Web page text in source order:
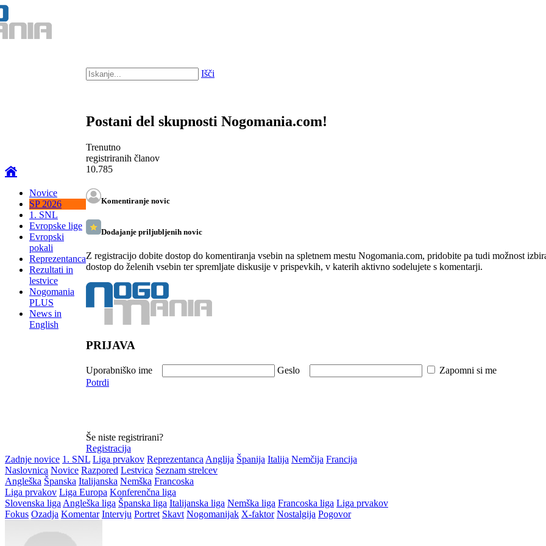
Novice
SP 2026
1. SNL
Evropske lige
Evropski
pokali
Reprezentanca
Rezultati in
lestvice
Nogomania
PLUS
News in
English
Išči
Postani del skupnosti Nogomania.com!
Trenutno
registriranih članov
10.785
Komentiranje novic
Dodajanje priljubljenih novic
Z registracijo dobite dostop do komentiranja vsebin na spletnem mestu Nogomania.com, pridobite pa tudi možnost
dostop do želenih vsebin ter spremljate diskusije v prispevkih, v katerih aktivno sodelujete s komentarji.
PRIJAVA
Uporabniško ime Geslo Zapomni si me
Potrdi
Še niste registrirani?
Registracija
Zadnje novice 1. SNL Liga prvakov Reprezentanca Anglija Španija Italija Nemčija Francija
Naslovnica Novice Razpored Lestvica Seznam strelcev
Angleška Španska Italijanska Nemška Francoska
Liga prvakov Liga Europa Konferenčna liga
Slovenska liga Angleška liga Španska liga Italijanska liga Nemška liga Francoska liga Liga prvakov
Fokus Ozadja Komentar Intervju Portret Skavt Nogomanijak X-faktor Nostalgija Pogovor